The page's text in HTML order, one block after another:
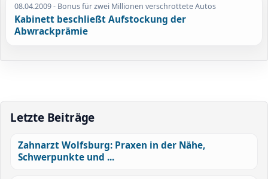
08.04.2009- Bonus für zwei Millionen verschrottete Autos
Kabinett beschließt Aufstockung der
Abwrackprämie
Letzte Beiträge
Zahnarzt Wolfsburg: Praxen in der Nähe,
Schwerpunkte und ...